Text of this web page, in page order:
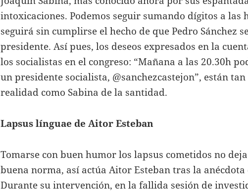
intoxicaciones. Podemos seguir sumando dígitos a las
seguirá sin cumplirse el hecho de que Pedro Sánchez
presidente. Así pues, los deseos expresados en la
los socialistas en el congreso: “Mañana a las 20.30h
un presidente socialista, @sanchezcastejon”, están tan
realidad como Sabina de la santidad.
Lapsus línguae de Aitor Esteban
Tomarse con buen humor los lapsus cometidos no
buena norma, así actúa Aitor Esteban tras la anécdota
Durante su intervención, en la fallida sesión de